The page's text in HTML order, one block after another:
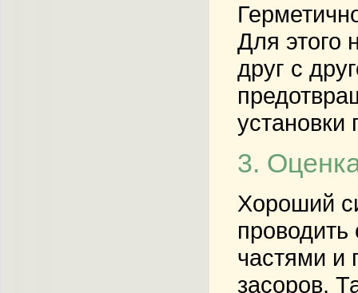
Для этого
друг с
3.
Хороший
частями и
засоров.